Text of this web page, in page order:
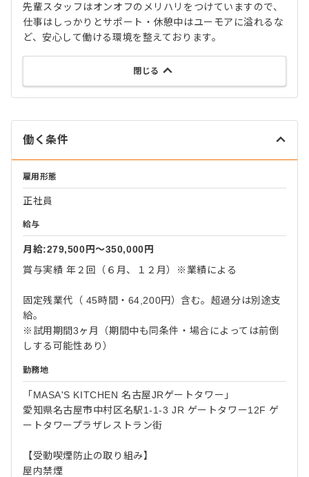
先輩スタッフはオンオフのメリハリをつけていますので、
仕事はしっかりとサポート・休憩中はユーモアに溢れるな
ど、安心して働ける環境を整えております。
閉じる
働く条件
雇用形態
正社員
給与
月給:279,500円〜350,000円
賞与実績 年２回（６月、１２月）※業績による
固定残業代（ 45時間・64,200円）含む。超過分は別途支
給。
※試用期間3ヶ月（期間中も同条件・場合によっては前倒
しする可能性あり）
勤務地
「MASA'S KITCHEN 名古屋JRゲートタワー」
愛知県名古屋市中村区名駅1-1-3 JR ゲートタワー12F ゲ
ートタワープラザレストラン街
【受動喫煙防止の取り組み】
屋内禁煙